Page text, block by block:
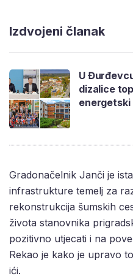
Izdvojeni članak
U
dizalice
energetski
Gradonačelnik Janči je
infrastrukture temelj za
rekonstrukcija šumskih
života stanovnika
pozitivno utjecati i na
Rekao je kako je upravo
ići.